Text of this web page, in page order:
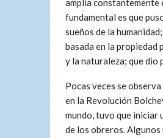
amplía constantemente
fundamental es que
sueños de la
basada en la
y la naturaleza; que dio
Pocas veces se
en la Revolución
mundo, tuvo que iniciar
de los obreros. Algunos